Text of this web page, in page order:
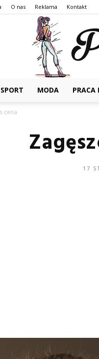
O nas Reklama Kontakt
SPORT MODA PRACA
cena
17